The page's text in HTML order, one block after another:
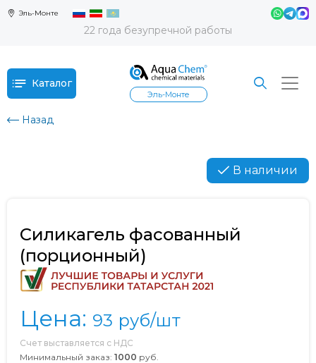
Эль-Монте
22 года безупречной работы
Каталог
Эль-Монте
Назад
В наличии
Силикагель фасованный
(порционный)
Цена: 93 руб/шт
Счет выставляется с НДС
Минимальный заказ: 1000 руб.